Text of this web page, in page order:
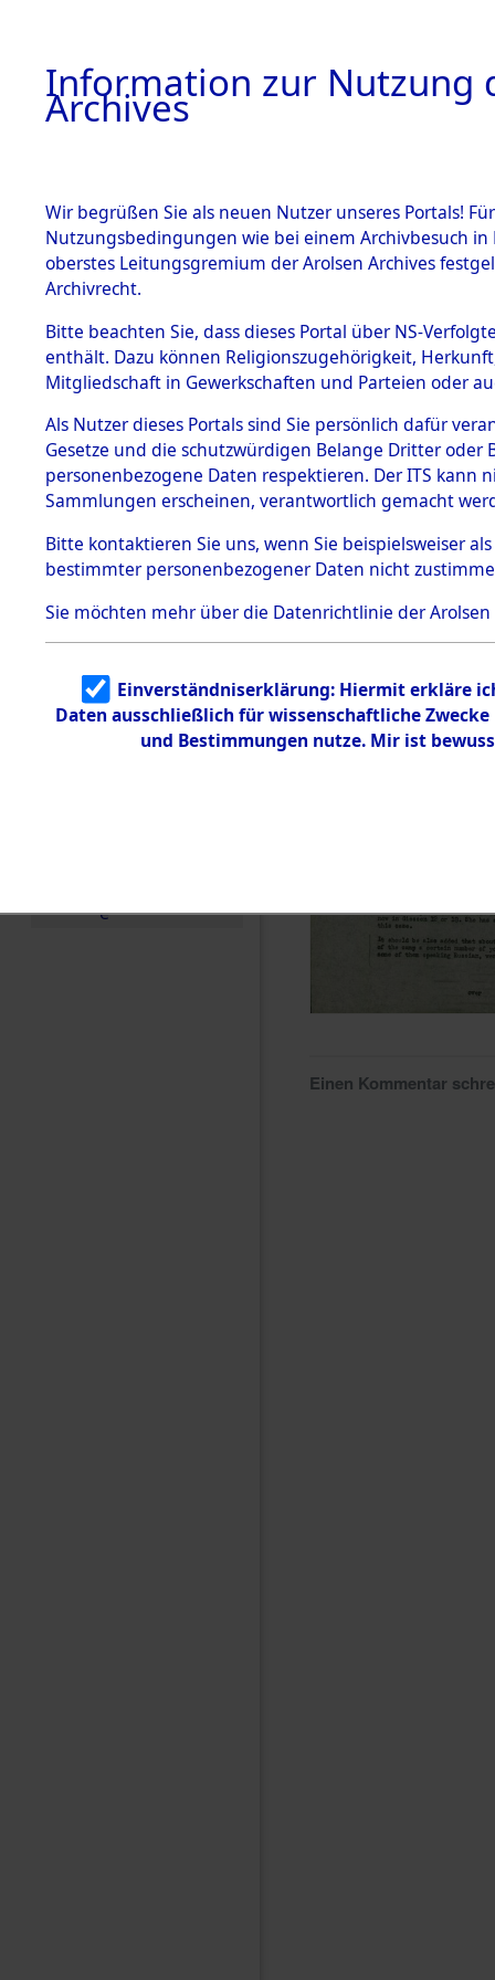
BESTÄNDE
1.
mente
5. Verschiedenes
5.3
Todesmärsche
5.3.1 Alliierte
Erhebungen
zu
Todesmärsch
en
5.3.2
Identifizierun
g
5.3.3
Todesmärsch
e
Anfragen
0207
Einen Kommentar
Information zur Nutzung
Archives
Wir begrüßen Sie als neuen Nutzer unseres Portals!
Nutzungsbedingungen wie bei einem Archivbesuch
oberstes Leitungsgremium der Arolsen Archives
Archivrecht.
Bitte beachten Sie, dass dieses Portal über NS-
enthält. Dazu können Religionszugehörigkeit,
Mitgliedschaft in Gewerkschaften und Parteien oder
Als Nutzer dieses Portals sind Sie persönlich dafür
Gesetze und die schutzwürdigen Belange Dritter
personenbezogene Daten respektieren. Der ITS
Sammlungen erscheinen, verantwortlich gemacht
Bitte kontaktieren Sie uns, wenn Sie beispielsweiser
bestimmter personenbezogener Daten nicht
Sie möchten mehr über die Datenrichtlinie der Arolsen
Einverständniserklärung: Hiermit erkläre
Daten ausschließlich für wissenschaftliche
und Bestimmungen nutze. Mir ist